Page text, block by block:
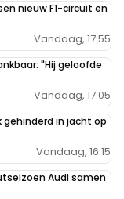
nieuw F1-circuit en
Vandaag, 17:55
"Hij geloofde
Vandaag, 17:05
gehinderd in jacht op
Vandaag, 16:15
Audi samen